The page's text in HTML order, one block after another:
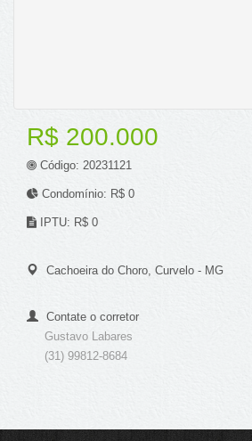
R$ 200.000
Código: 20231121
Condomínio: R$ 0
IPTU: R$ 0
Cachoeira do Choro, Curvelo - MG
Contate o corretor
Gustavo Labares
(31) 99812-8684